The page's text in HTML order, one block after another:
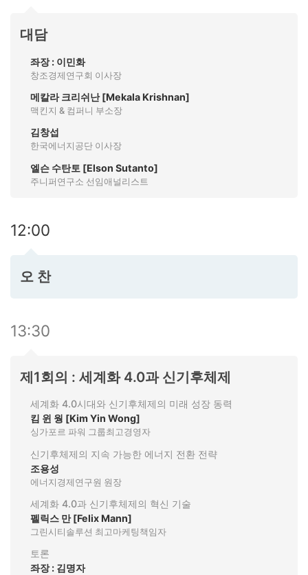
대담
좌장 : 이민화
창조경제연구회 이사장
메칼라 크리쉬난 [Mekala Krishnan]
맥킨지 & 컴퍼니 부소장
김창섭
한국에너지공단 이사장
엘슨 수탄토 [Elson Sutanto]
주니퍼연구소 선임애널리스트
12:00
오 찬
13:30
제1회의 : 세계화 4.0과 신기후체제
세계화 4.0시대와 신기후체제의 미래 성장 동력
킴 윈 웡 [Kim Yin Wong]
싱가포르 파워 그룹최고경영자
신기후체제의 지속 가능한 에너지 전환 전략
조용성
에너지경제연구원 원장
세계화 4.0과 신기후체제의 혁신 기술
펠릭스 만 [Felix Mann]
그린시티솔루션 최고마케팅책임자
토론
좌장 : 김명자